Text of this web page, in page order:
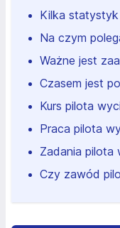
Kilka
Na czym
Ważne jest
Czasem jest
Kurs pilota
Praca pilota
Zadania pilota
Czy zawód